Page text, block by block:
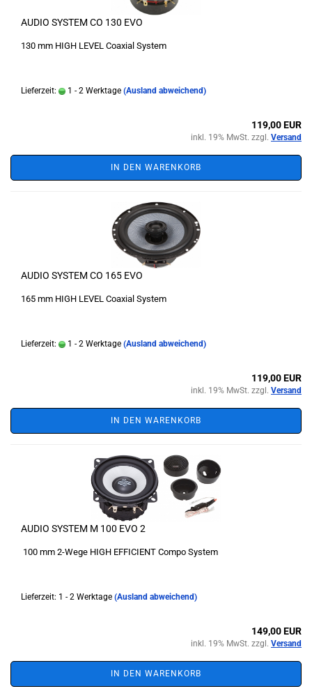
AUDIO SYSTEM CO 130 EVO
130 mm HIGH LEVEL Coaxial System
Lieferzeit: 1 - 2 Werktage (Ausland abweichend)
119,00 EUR
inkl. 19% MwSt. zzgl. Versand
IN DEN WARENKORB
AUDIO SYSTEM CO 165 EVO
165 mm HIGH LEVEL Coaxial System
Lieferzeit: 1 - 2 Werktage (Ausland abweichend)
119,00 EUR
inkl. 19% MwSt. zzgl. Versand
IN DEN WARENKORB
AUDIO SYSTEM M 100 EVO 2
100 mm 2-Wege HIGH EFFICIENT Compo System
Lieferzeit: 1 - 2 Werktage (Ausland abweichend)
149,00 EUR
inkl. 19% MwSt. zzgl. Versand
IN DEN WARENKORB